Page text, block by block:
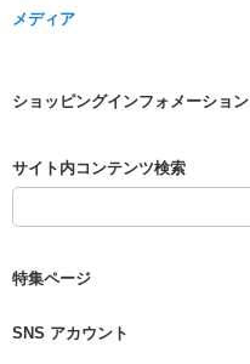
メディア
ショッピングインフォメーション
サイト内コンテンツ検索
特集ページ
SNS アカウント